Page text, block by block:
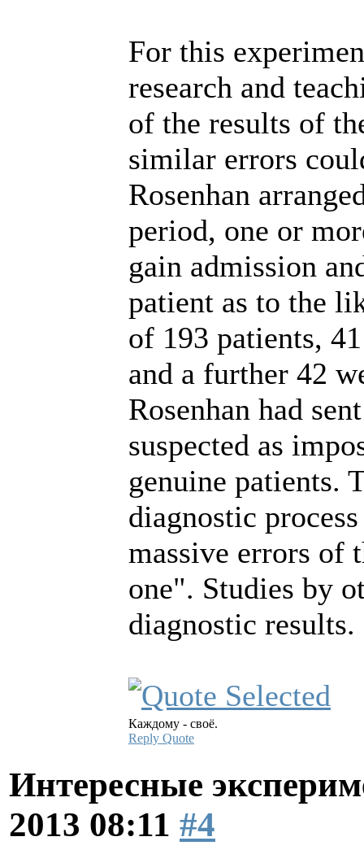
For this
research and
of the results of
similar errors
Rosenhan
period, one or
gain admission
patient as to the
of 193 patients,
and a further 42
Rosenhan had
suspected as
genuine patients.
diagnostic
massive errors of
one". Studies by
diagnostic results.
Каждому - своё.
Reply Quote
Интересные
2013 08:11 #4